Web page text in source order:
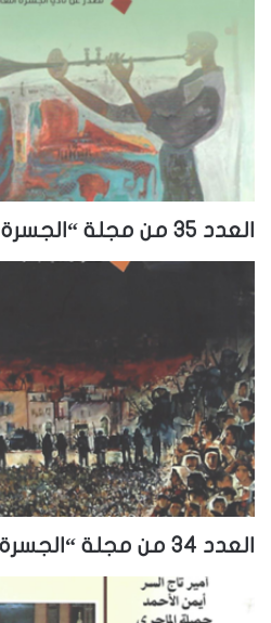
العدد 35 من مجلة “الجسرة الثقافية”
العدد 34 من مجلة “الجسرة الثقافية”